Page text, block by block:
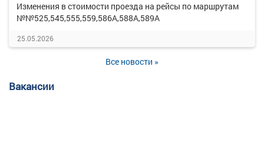
Изменения в стоимости проезда на рейсы по маршрутам
№№525,545,555,559,586А,588А,589А
25.05.2026
Все новости »
Вакансии